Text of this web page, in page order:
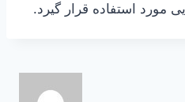
مورد استفاده قرار گیرد.